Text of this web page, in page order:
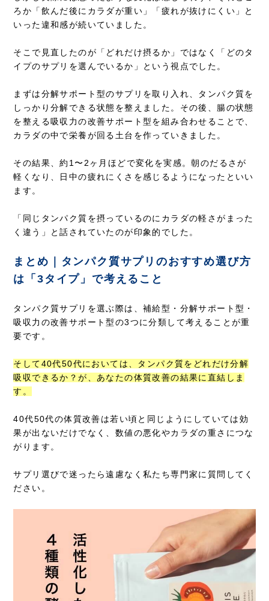
ろか「飲んだ後にカラダが重い」「疲れが抜けにくい」と
いった違和感が続いていました。
そこで見直したのが「どれだけ摂るか」ではなく「どのタ
イプのサプリを選んでいるか」という視点でした。
まずは分解サポート型のサプリを取り入れ、タンパク質を
しっかり分解できる状態を整えました。その後、腸の状態
を整える吸収力の改善サポート型を組み合わせることで、
カラダの中で栄養が回る土台を作っていきました。
その結果、約1〜2ヶ月ほどで変化を実感。朝のだるさが
軽くなり、日中の疲れにくさを感じるようになったといい
ます。
「同じタンパク質を摂っているのにカラダの軽さがまった
く違う」と話されていたのが印象的でした。
まとめ｜タンパク質サプリのおすすめ選び方
は「3タイプ」で考えること
タンパク質サプリを選ぶ際は、補給型・分解サポート型・
吸収力の改善サポート型の3つに分類して考えることが重
要です。
そして40代50代においては、タンパク質をどれだけ分解
吸収できるか？が、あなたの体質改善の結果に直結しま
す。
40代50代の体質改善は若い頃と同じようにしていては効
果が出ないだけでなく、数値の悪化やカラダの重さにつな
がります。
サプリ選びで迷ったら遠慮なく私たち専門家に質問してく
ださい。